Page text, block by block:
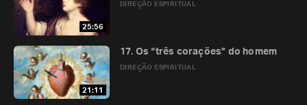
25:56
DIREÇÃO ESPIRITUAL
21:11
DIREÇÃO ESPIRITUAL
17. Os “três corações” do homem